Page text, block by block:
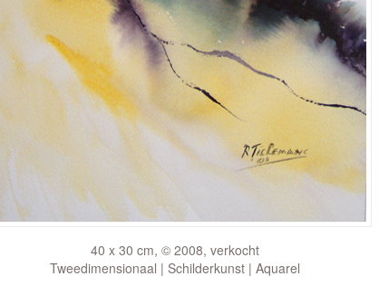
40 x 30 cm, © 2008, verkocht
Tweedimensionaal | Schilderkunst | Aquarel